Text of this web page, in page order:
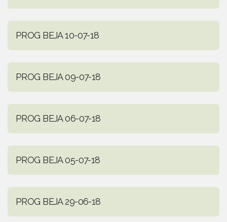
PROG BEJA 10-07-18
PROG BEJA 09-07-18
PROG BEJA 06-07-18
PROG BEJA 05-07-18
PROG BEJA 29-06-18